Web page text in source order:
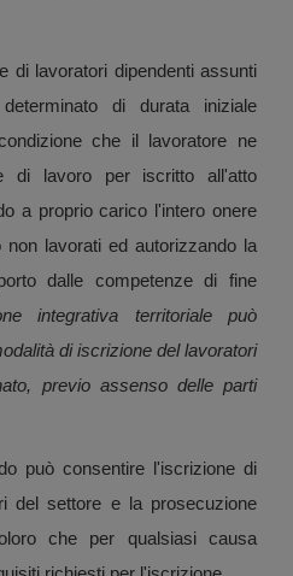
di lavoratori dipendenti assunti
di durata iniziale
che il lavoratore ne
di lavoro per iscritto all'atto
a proprio carico l'intero onere
non lavorati ed autorizzando la
dalle competenze di fine
integrativa territoriale può
di iscrizione del lavoratori
previo assenso delle parti
può consentire l'iscrizione di
del settore e la prosecuzione
che per qualsiasi causa